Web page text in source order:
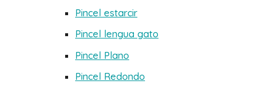
Pincel estarcir
Pincel lengua gato
Pincel Plano
Pincel Redondo